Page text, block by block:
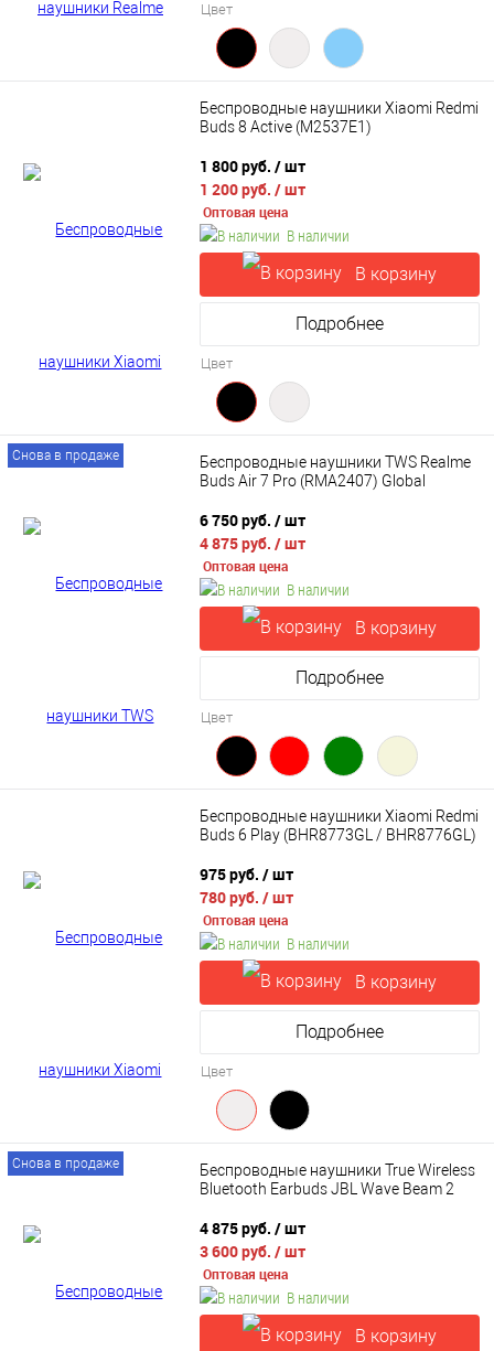
Цвет
Беспроводные наушники Xiaomi Redmi
Buds 8 Active (M2537E1)
1 800 руб. / шт
1 200 руб. / шт
Оптовая цена
В наличии
В корзину
Подробнее
Цвет
Снова в продаже
Беспроводные наушники TWS Realme
Buds Air 7 Pro (RMA2407) Global
6 750 руб. / шт
4 875 руб. / шт
Оптовая цена
В наличии
В корзину
Подробнее
Цвет
Беспроводные наушники Xiaomi Redmi
Buds 6 Play (BHR8773GL / BHR8776GL)
975 руб. / шт
780 руб. / шт
Оптовая цена
В наличии
В корзину
Подробнее
Цвет
Снова в продаже
Беспроводные наушники True Wireless
Bluetooth Earbuds JBL Wave Beam 2
4 875 руб. / шт
3 600 руб. / шт
Оптовая цена
В наличии
В корзину